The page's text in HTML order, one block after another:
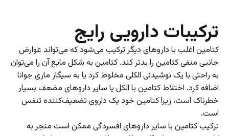
ترکیبات دارویی رایج
کتامین اغلب با دارو‌های دیگر ترکیب می‌شود که می‌تواند عوارض
جانبی منفی کتامین را بدتر کند. کتامین به شکل مایع آن را می‌توان
به راحتی با یک نوشیدنی الکلی مخلوط کرد یا به سیگار ماری جوانا
اضافه کرد. اختلاط کتامین با الکل یا سایر دارو‌های مضعف بسیار
خطرناک است، زیرا کتامین خود یک داروی تضعیف‌کننده تنفس
است.
ترکیب کتامین با سایر دارو‌های افسردگی ممکن است منجر به